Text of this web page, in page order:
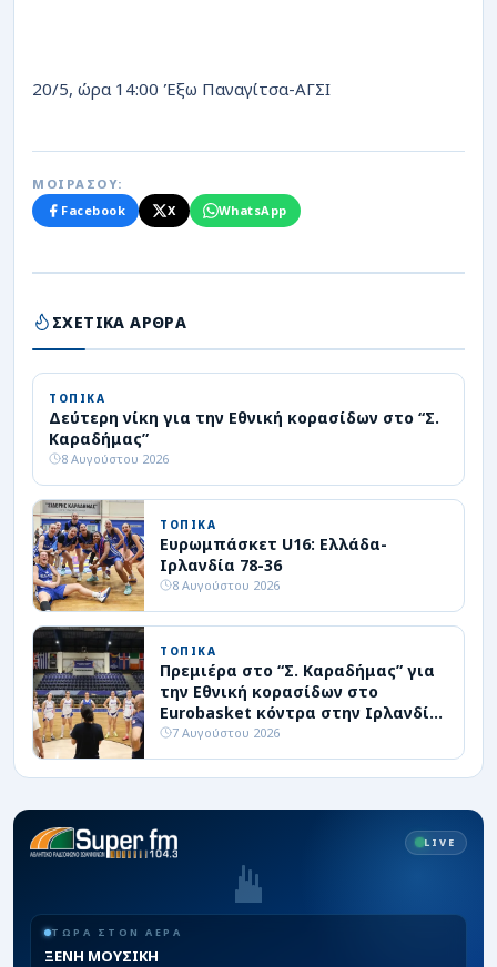
20/5, ώρα 14:00 Έξω Παναγίτσα-ΑΓΣΙ
ΜΟΙΡΑΣΟΥ:
Facebook
X WhatsApp
ΣΧΕΤΙΚΑ ΑΡΘΡΑ
ΤΟΠΙΚΑ
Δεύτερη νίκη για την Εθνική κορασίδων στο “Σ.
Καραδήμας”
8 Αυγούστου 2026
ΤΟΠΙΚΑ
Ευρωμπάσκετ U16: Ελλάδα-
Ιρλανδία 78-36
8 Αυγούστου 2026
ΤΟΠΙΚΑ
Πρεμιέρα στο “Σ. Καραδήμας” για
την Εθνική κορασίδων στο
Eurobasket κόντρα στην Ιρλανδία
(livestreaming)
7 Αυγούστου 2026
LIVE
ΤΩΡΑ ΣΤΟΝ ΑΕΡΑ
ΞΕΝΗ ΜΟΥΣΙΚΗ